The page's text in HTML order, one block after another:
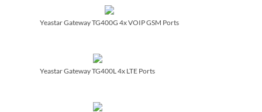
Yeastar Gateway TG400G 4x VOIP GSM Ports
Yeastar Gateway TG400L 4x LTE Ports